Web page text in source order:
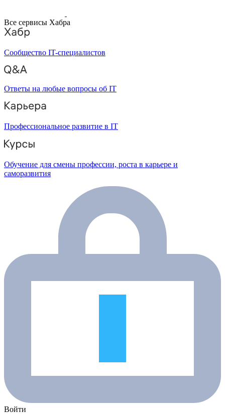
Все сервисы Хабра
Сообщество IT-специалистов
Ответы на любые вопросы об IT
Профессиональное развитие в IT
Обучение для смены профессии, роста в карьере и
саморазвития
Войти